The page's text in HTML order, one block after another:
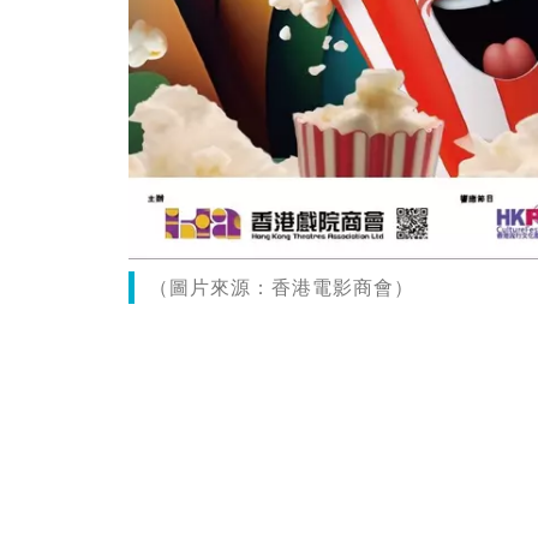
（圖片來源：香港電影商會）